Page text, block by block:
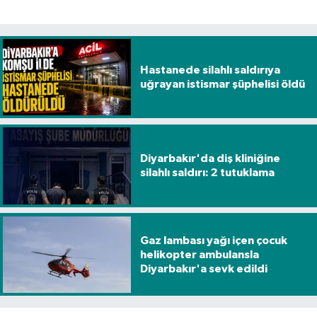
Hastanede silahlı saldırıya
uğrayan istismar şüphelisi öldü
Diyarbakır'da diş kliniğine
silahlı saldırı: 2 tutuklama
Gaz lambası yağı içen çocuk
helikopter ambulansla
Diyarbakır'a sevk edildi